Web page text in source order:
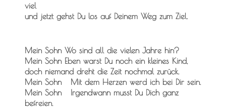
viel
und jetzt gehst Du los auf Deinem Weg zum Ziel.
Mein Sohn Wo sind all die vielen Jahre hin?
Mein Sohn Eben warst Du noch ein kleines Kind,
doch niemand dreht die Zeit nochmal zurück.
Mein Sohn Mit dem Herzen werd ich bei Dir sein.
Mein Sohn Irgendwann musst Du Dich ganz
befreien.